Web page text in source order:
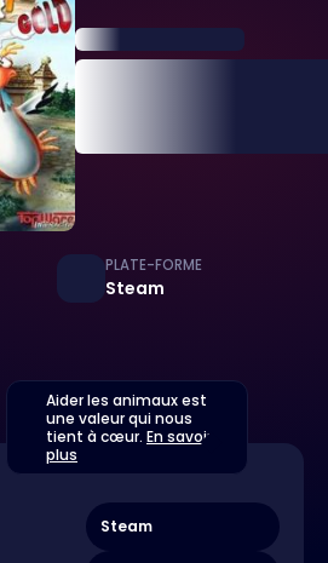
PLATE-FORME
Steam
Aider les animaux est
une valeur qui nous
tient à cœur. En savoir
plus
Steam